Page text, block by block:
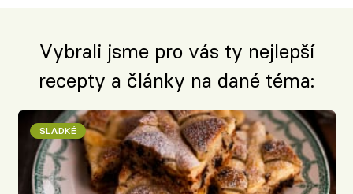
Vybrali jsme pro vás ty nejlepší
recepty a články na dané téma:
SLADKÉ